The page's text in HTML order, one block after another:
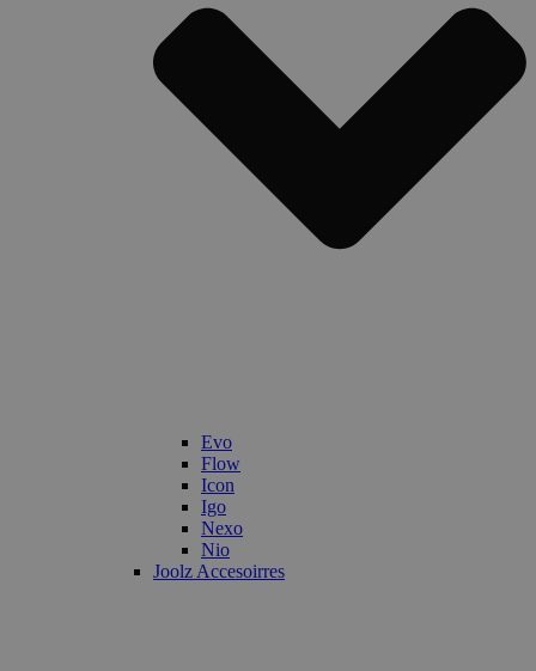
Evo
Flow
Icon
Igo
Nexo
Nio
Joolz Accesoirres